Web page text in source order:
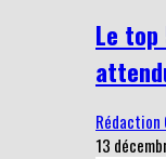
Le
Rédaction
13